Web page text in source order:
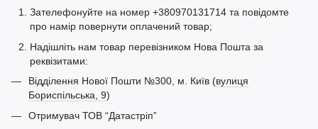
Зателефонуйте на номер +380970131714 та повідомте
про намір повернути оплачений товар;
Надішліть нам товар перевізником Нова Пошта за
реквізитами:
Відділення Нової Пошти №300, м. Київ (вулиця
Бориспільська, 9)
Отримувач ТОВ “Датастріп”